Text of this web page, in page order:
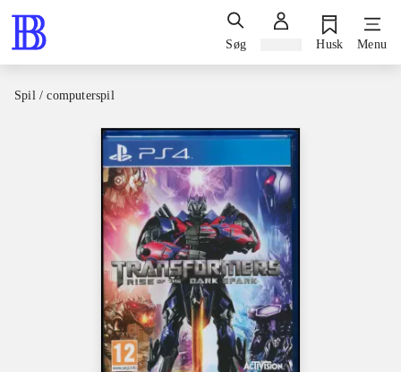
Søg Husk Menu
Spil / computerspil